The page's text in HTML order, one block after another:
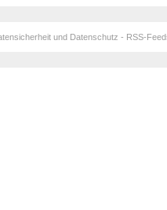
und Datenschutz - RSS-